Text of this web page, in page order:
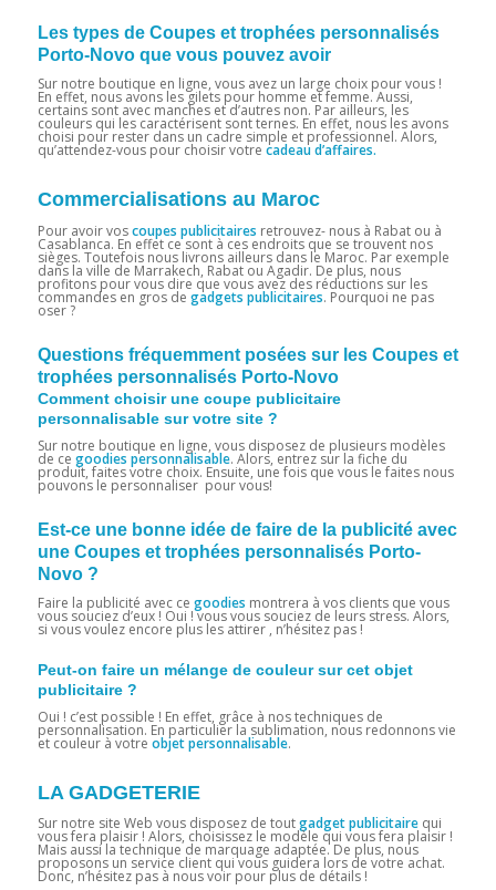
Les types de Coupes et trophées personnalisés
Porto-Novo que vous pouvez avoir
Sur notre boutique en ligne, vous avez un large choix pour vous !
En effet, nous avons les gilets pour homme et femme. Aussi,
certains sont avec manches et d’autres non. Par ailleurs, les
couleurs qui les caractérisent sont ternes. En effet, nous les avons
choisi pour rester dans un cadre simple et professionnel. Alors,
qu’attendez-vous pour choisir votre cadeau d’affaires.
Commercialisations au Maroc
Pour avoir voscoupes publicitaires retrouvez- nous à Rabat ou à
Casablanca. En effet ce sont à ces endroits que se trouvent nos
sièges. Toutefois nous livrons ailleurs dans le Maroc. Par exemple
dans la ville de Marrakech, Rabat ou Agadir. De plus, nous
profitons pour vous dire que vous avez des réductions sur les
commandes en gros de gadgets publicitaires. Pourquoi ne pas
oser ?
Questions fréquemment posées sur les Coupes et
trophées personnalisés Porto-Novo
Comment choisir une coupe publicitaire
personnalisable sur votre site ?
Sur notre boutique en ligne, vous disposez de plusieurs modèles
de ce goodies personnalisable. Alors, entrez sur la fiche du
produit, faites votre choix. Ensuite, une fois que vous le faites nous
pouvons le personnaliser pour vous!
Est-ce une bonne idée de faire de la publicité avec
une Coupes et trophées personnalisés Porto-
Novo ?
Faire la publicité avec ce goodies montrera à vos clients que vous
vous souciez d’eux ! Oui ! vous vous souciez de leurs stress. Alors,
si vous voulez encore plus les attirer , n’hésitez pas !
Peut-on faire un mélange de couleur sur cet objet
publicitaire ?
Oui ! c’est possible ! En effet, grâce à nos techniques de
personnalisation. En particulier la sublimation, nous redonnons vie
et couleur à votre objet personnalisable.
LA GADGETERIE
Sur notre site Web vous disposez de toutgadget publicitairequi
vous fera plaisir ! Alors, choisissez le modèle qui vous fera plaisir !
Mais aussi la technique de marquage adaptée. De plus, nous
proposons un service client qui vous guidera lors de votre achat.
Donc, n’hésitez pas à nous voir pour plus de détails !